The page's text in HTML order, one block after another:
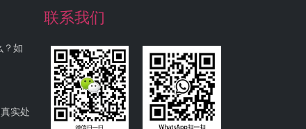
？如
实处
联系我们